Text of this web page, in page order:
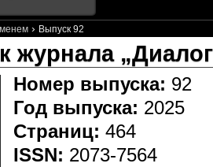
› Выпуск 92
журнала
Номер выпуска: 92
Год выпуска: 2025
Страниц: 464
ISSN: 2073-7564